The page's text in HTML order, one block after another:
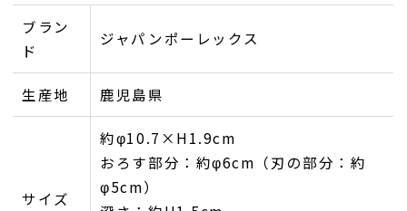
ブラン
ド
ジャパンポーレックス
生産地 鹿児島県
サイズ
約φ10.7×H1.9cm
おろす部分：約φ6cm（刃の部分：約
φ5cm）